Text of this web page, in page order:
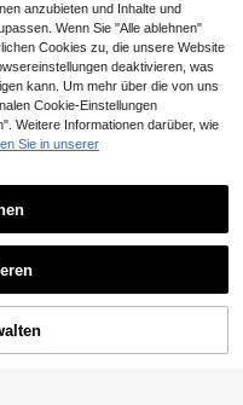
HINZUFÜGEN
anzubieten und Inhalte und
Wenn Sie "Alle ablehnen"
Cookies zu, die unsere Website
deaktivieren, was
kann. Um mehr über die von uns
Cookie-Einstellungen
Weitere Informationen darüber, wie
Sie in unserer